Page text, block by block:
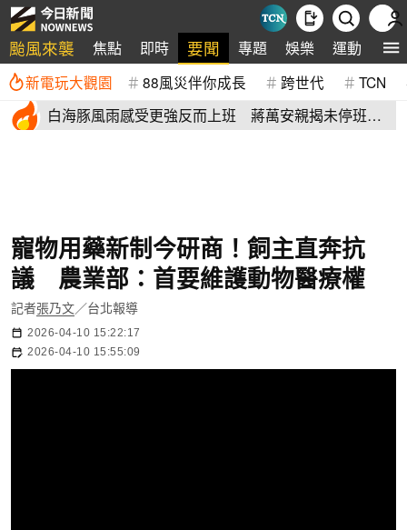
颱風來襲 焦點 即時 要聞 專題 娛樂 運動 全
新電玩大觀園 88風災伴你成長 跨世代 TCN
白海豚風雨感受更強反而上班 蔣萬安親揭未停班課
寵物用藥新制今研商！飼主直奔抗
議 農業部：首要維護動物醫療權
記者張乃文／台北報導
2026-04-10 15:22:17
2026-04-10 15:55:09